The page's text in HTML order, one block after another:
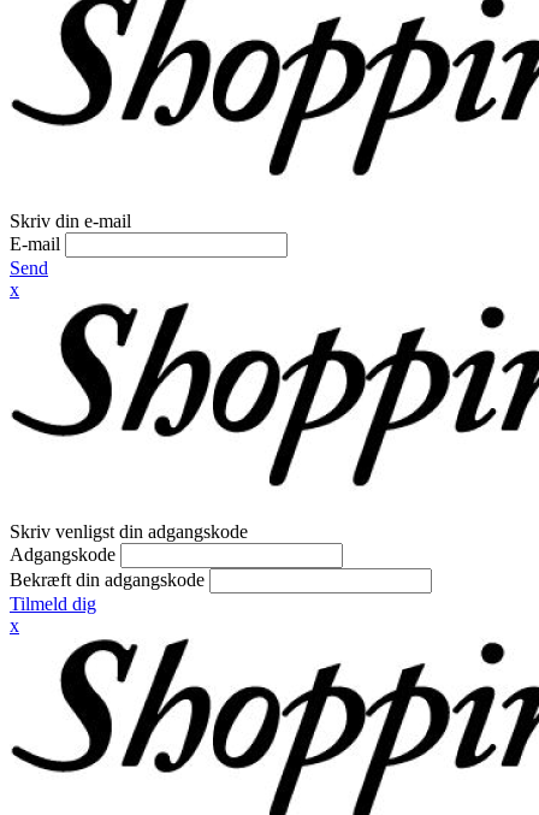
Skriv din e-mail
E-mail
Send
x
Skriv venligst din adgangskode
Adgangskode
Bekræft din adgangskode
Tilmeld dig
x